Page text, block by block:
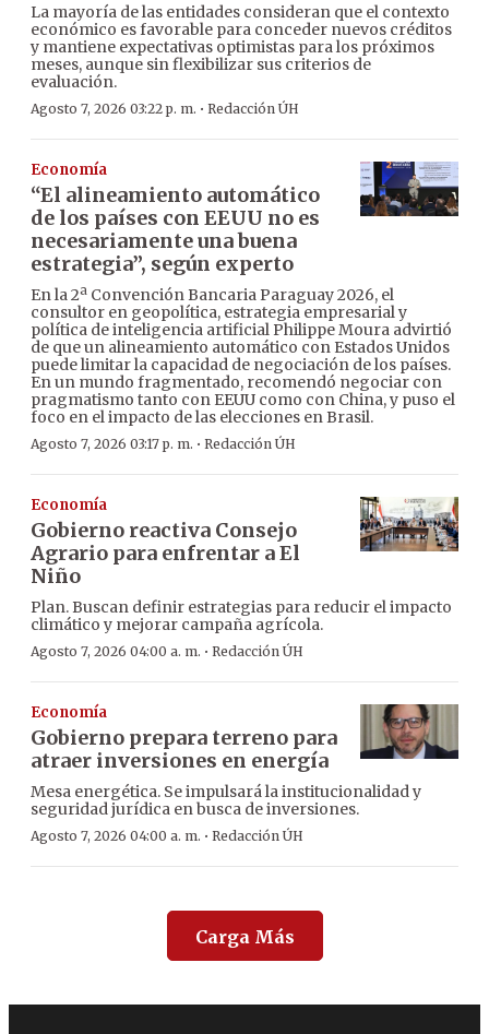
La mayoría de las entidades consideran que el contexto
económico es favorable para conceder nuevos créditos
y mantiene expectativas optimistas para los próximos
meses, aunque sin flexibilizar sus criterios de
evaluación.
Agosto 7, 2026 03:22 p. m. · Redacción ÚH
Economía
“El alineamiento automático
de los países con EEUU no es
necesariamente una buena
estrategia”, según experto
En la 2ª Convención Bancaria Paraguay 2026, el
consultor en geopolítica, estrategia empresarial y
política de inteligencia artificial Philippe Moura advirtió
de que un alineamiento automático con Estados Unidos
puede limitar la capacidad de negociación de los países.
En un mundo fragmentado, recomendó negociar con
pragmatismo tanto con EEUU como con China, y puso el
foco en el impacto de las elecciones en Brasil.
Agosto 7, 2026 03:17 p. m. · Redacción ÚH
Economía
Gobierno reactiva Consejo
Agrario para enfrentar a El
Niño
Plan. Buscan definir estrategias para reducir el impacto
climático y mejorar campaña agrícola.
Agosto 7, 2026 04:00 a. m. · Redacción ÚH
Economía
Gobierno prepara terreno para
atraer inversiones en energía
Mesa energética. Se impulsará la institucionalidad y
seguridad jurídica en busca de inversiones.
Agosto 7, 2026 04:00 a. m. · Redacción ÚH
Carga Más